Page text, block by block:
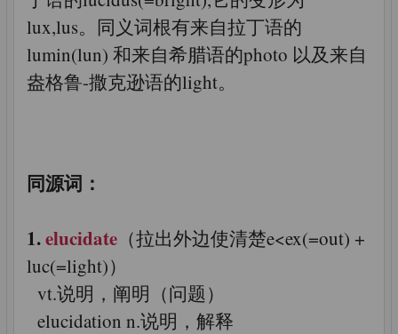
lux,lus。同义词根有来自拉丁语的
lumin(lun) 和来自希腊语的photo 以及来自
盎格鲁-撒克逊语的light。
同源词：
1.elucidate （拉出外边使清楚e<ex(=out) +
luc(=light)）
vt.说明，阐明（问题）
elucidation n.说明，解释